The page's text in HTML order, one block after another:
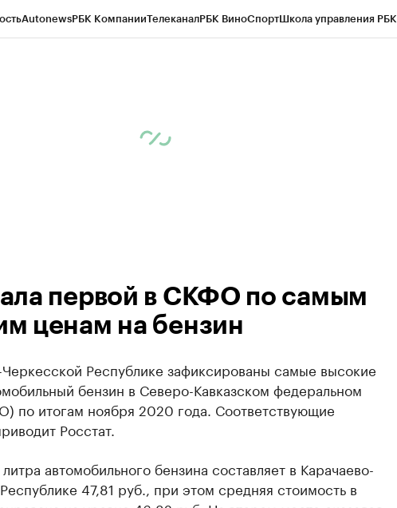
AutonewsРБК КомпанииТелеканалРБК ВиноСпортШкола управления РБК
первой в СКФО по самым
ценам на бензин
Республике зафиксированы самые высокие
бензин в Северо-Кавказском федеральном
по итогам ноября 2020 года. Соответствующие
Росстат.
автомобильного бензина составляет в Карачаево-
47,81 руб., при этом средняя стоимость в